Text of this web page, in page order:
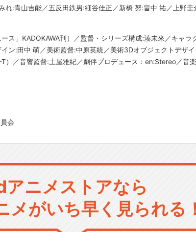
れ:青山吉能／五反田鉄男:細谷佳正／新橋 努:畠中 祐／上野圭
ス」KADOKAWA刊）／監督・シリーズ構成:湊未來／キャ
ン:田中 萌／美術監督:中原英統／美術3Dオブジェクトデザ
）／音響監督:土屋雅紀／劇伴プロデュース：en:Stereo／音
会
アニメストアなら
メがいち早く見られる！